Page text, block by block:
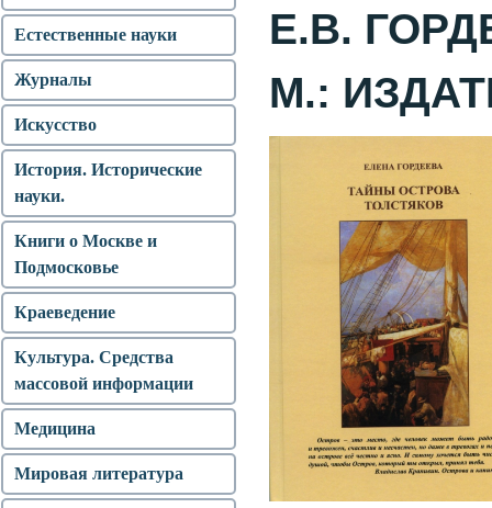
Е.В.
М.:
Естественные науки
Журналы
Искусство
История. Исторические
науки.
Книги о Москве и
Подмосковье
Краеведение
Культура. Средства
массовой информации
Медицина
Мировая литература